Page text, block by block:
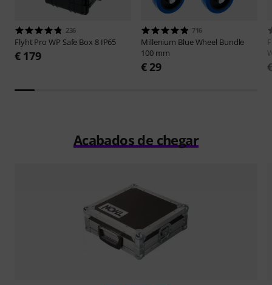
236
Flyht ProWP Safe Box 8 IP65
€ 179
716
Millenium Blue Wheel Bundle
100 mm
€ 29
Acabados de chegar